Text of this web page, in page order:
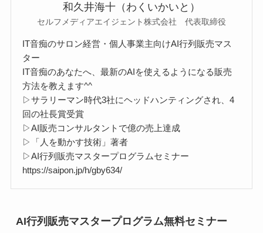
和久井海十（わくいかいと）
セルフメディアエイジェント株式会社 代表取締役
IT音痴のサロン経営・個人事業主向けAI行列販売マス
ター
IT音痴のあなたへ、最新のAIを使えるようになる販売
方法を教えます^^
▷サラリーマン時代3社にヘッドハンティングされ、4
回の社長賞受賞
▷AI販売コンサルタントで億の売上達成
▷「人を動かす技術」著者
▷AI行列販売マスタープログラムセミナー
https://saipon.jp/h/gby634/
AI行列販売マスタープログラム無料セミナー